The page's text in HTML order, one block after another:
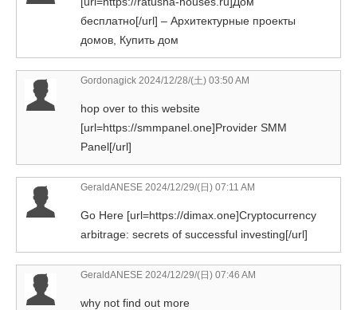
бесплатно[/url] – Архитектурные проекты
домов, Купить дом
Gordonagick 2024/12/28/(土) 03:50 AM
hop over to this website
[url=https://smmpanel.one]Provider SMM
Panel[/url]
GeraldANESE 2024/12/29/(日) 07:11 AM
Go Here [url=https://dimax.one]Cryptocurrency
arbitrage: secrets of successful investing[/url]
GeraldANESE 2024/12/29/(日) 07:46 AM
why not find out more